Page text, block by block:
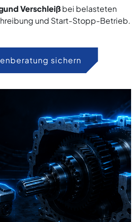
und Verschleißbei belasteten
und Start-Stopp-Betrieb.
sichern